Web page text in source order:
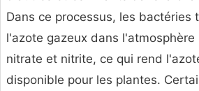
Dans ce processus, les bactéries
l'azote gazeux dans l'atmosphère
nitrate et nitrite, ce qui rend
disponible pour les plantes.